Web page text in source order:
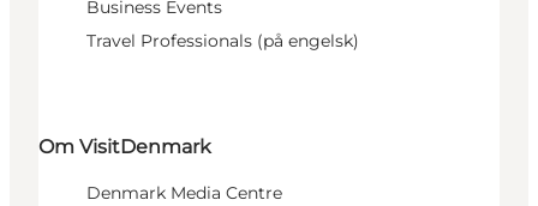
Business Events
Travel Professionals (på engelsk)
Om VisitDenmark
Denmark Media Centre